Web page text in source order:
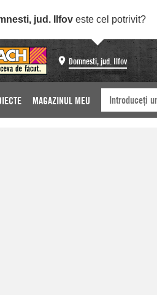
jud. Ilfov este cel potrivit?
Domnesti, jud. Ilfov
MAGAZINUL MEU